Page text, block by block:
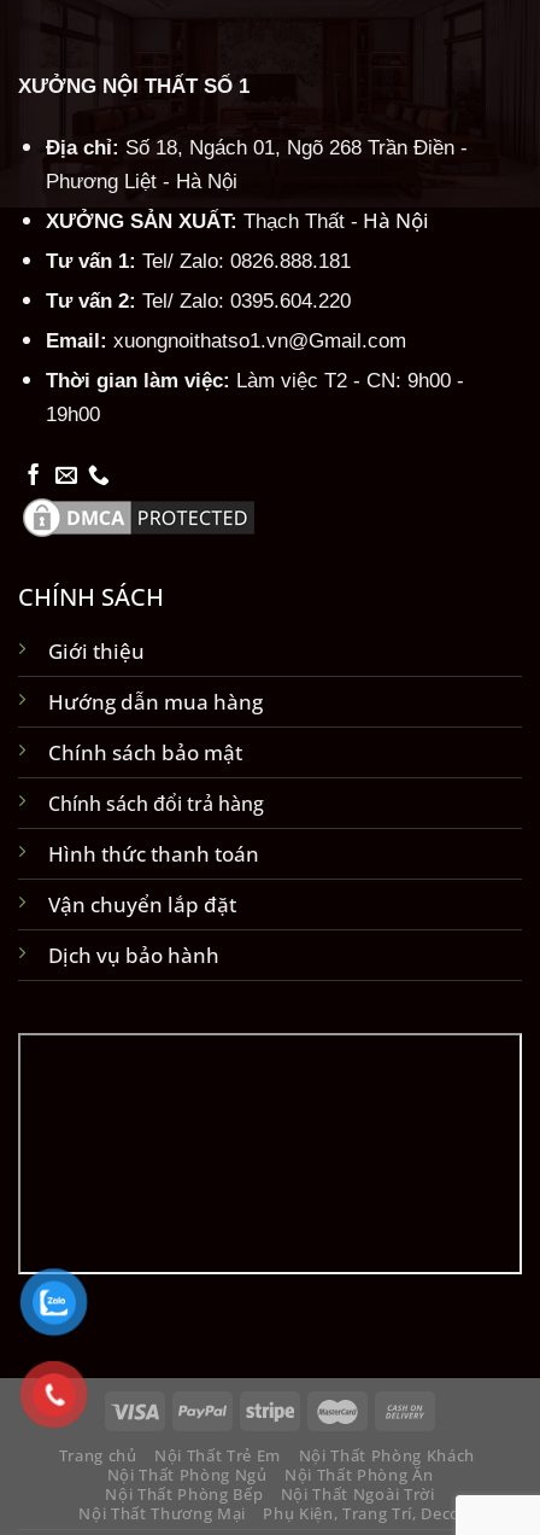
XƯỞNG NỘI THẤT SỐ 1
Địa chỉ: Số 18, Ngách 01, Ngõ 268 Trần Điền -
Phương Liệt - Hà Nội
XƯỞNG SẢN XUẤT: Thạch Thất - Hà Nội
Tư vấn 1: Tel/ Zalo: 0826.888.181
Tư vấn 2: Tel/ Zalo: 0395.604.220
Email: xuongnoithatso1.vn@Gmail.com
Thời gian làm việc: Làm việc T2 - CN: 9h00 -
19h00
CHÍNH SÁCH
Giới thiệu
Hướng dẫn mua hàng
Chính sách bảo mật
Chính sách đổi trả hàng
Hình thức thanh toán
Vận chuyển lắp đặt
Dịch vụ bảo hành
Trang chủ Nội Thất Trẻ Em
Nội Thất Phòng Khách
Nội Thất Phòng Ngủ
Nội Thất Phòng Ăn
Nội Thất Phòng Bếp
Nội Thất Ngoài Trời
Nội Thất Thương Mại
Phụ Kiện, Trang Trí, Decor